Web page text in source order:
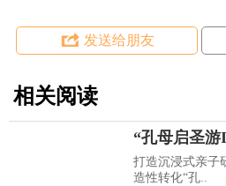
发送给朋友
相关阅读
“孔母启圣
打造沉浸式亲子
造性转化“孔..